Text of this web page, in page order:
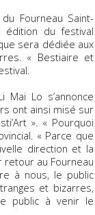
Fourneau Saint-
du festival
sera dédiée aux
« Bestiaire et
Lo s’annonce
ont ainsi misé sur
». « Pourquoi
« Parce que
direction et la
retour au Fourneau
à nous, le public
et bizarres,
public à venir le